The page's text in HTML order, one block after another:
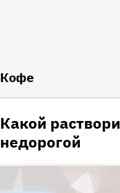
Кофе
Какой
недорогой